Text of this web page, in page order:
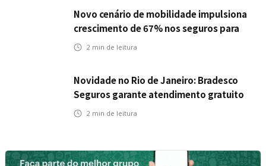
Novo cenário de mobilidade impulsiona
crescimento de 67% nos seguros para
veículos elétricos da Bradesco Seguros
2 min de leitura
Novidade no Rio de Janeiro: Bradesco
Seguros garante atendimento gratuito
na Ponte Rio-Niterói
2 min de leitura